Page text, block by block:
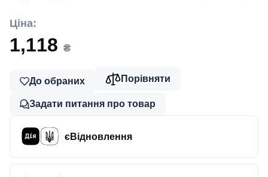
Ціна:
1,118 ₴
До обраних Порівняти
Задати питання про товар
єВідновлення